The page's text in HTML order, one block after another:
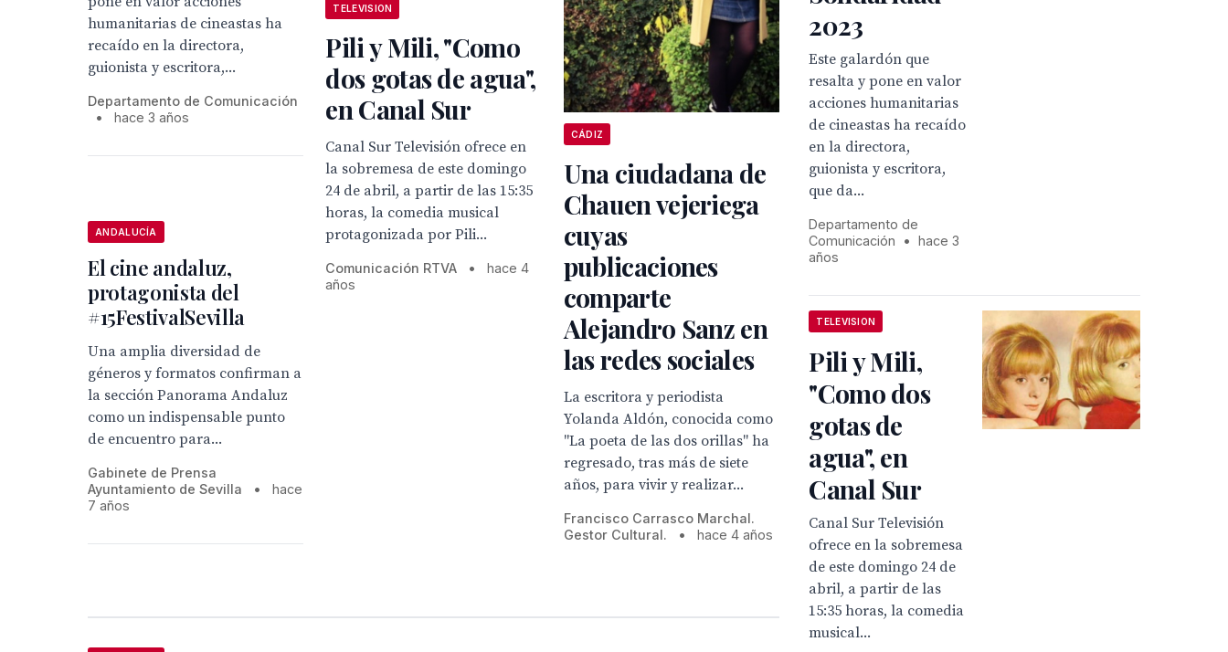
humanitarias de cineastas ha
recaído en la directora,
guionista y escritora,...
Departamento de Comunicación
•
hace 3 años
TELEVISION
Pili y Mili, "Como
dos gotas de agua",
en Canal Sur
Canal Sur Televisión ofrece en
la sobremesa de este domingo
24 de abril, a partir de las 15:35
horas, la comedia musical
protagonizada por Pili...
Comunicación RTVA •
hace 4
años
CÁDIZ
Una ciudadana de
Chauen vejeriega
cuyas
publicaciones
comparte
Alejandro Sanz en
las redes sociales
La escritora y periodista
Yolanda Aldón, conocida como
"La poeta de las dos orillas" ha
regresado, tras más de siete
años, para vivir y realizar...
Francisco Carrasco Marchal.
Gestor Cultural.
• hace 4 años
ANDALUCÍA
El cine andaluz,
protagonista del
#15FestivalSevilla
Una amplia diversidad de
géneros y formatos confirman a
la sección Panorama Andaluz
como un indispensable punto
de encuentro para...
Gabinete de Prensa
Ayuntamiento de Sevilla
•
hace
7 años
2023
Este galardón que
resalta y pone en valor
acciones humanitarias
de cineastas ha recaído
en la directora,
guionista y escritora,
que da...
Departamento de
Comunicación
•
hace 3
años
TELEVISION
Pili y Mili,
"Como dos
gotas de
agua", en
Canal Sur
Canal Sur Televisión
ofrece en la sobremesa
de este domingo 24 de
abril, a partir de las
15:35 horas, la comedia
musical...